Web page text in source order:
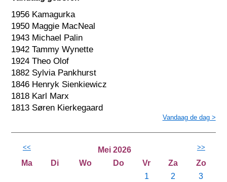
1956 Kamagurka
1950 Maggie MacNeal
1943 Michael Palin
1942 Tammy Wynette
1924 Theo Olof
1882 Sylvia Pankhurst
1846 Henryk Sienkiewicz
1818 Karl Marx
1813 Søren Kierkegaard
Vandaag de dag >
<< Mei 2026 >>
Ma Di Wo Do Vr Za
Zo
1
2
3